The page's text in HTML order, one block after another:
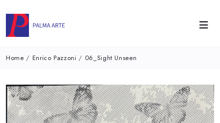
Home / Enrico Pazzoni / 06_Sight Unseen